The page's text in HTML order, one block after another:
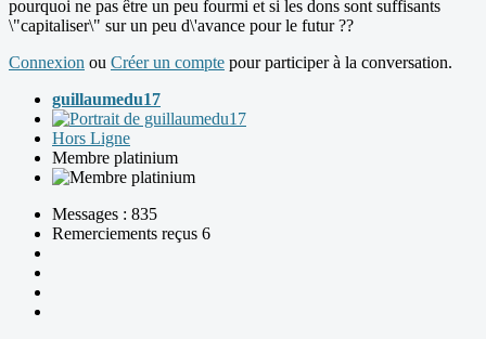
pourquoi ne pas être un peu fourmi et si les dons sont suffisants
\"capitaliser\" sur un peu d\'avance pour le futur ??
Connexion ou Créer un compte pour participer à la conversation.
guillaumedu17
Hors Ligne
Membre platinium
Messages : 835
Remerciements reçus 6